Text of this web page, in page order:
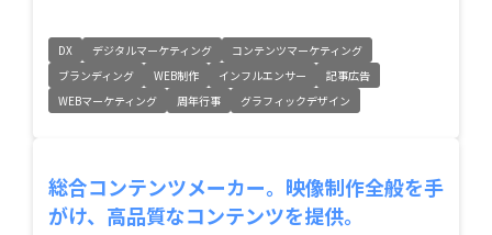
DX デジタルマーケティング
コンテンツマーケティング
ブランディング
WEB制作 インフルエンサー
記事広告
WEBマーケティング
周年行事 グラフィックデザイン
総合コンテンツメーカー。映像制作全般を手
がけ、高品質なコンテンツを提供。